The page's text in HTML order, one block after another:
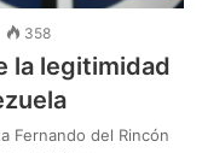
358
la legitimidad
Fernando del Rincón